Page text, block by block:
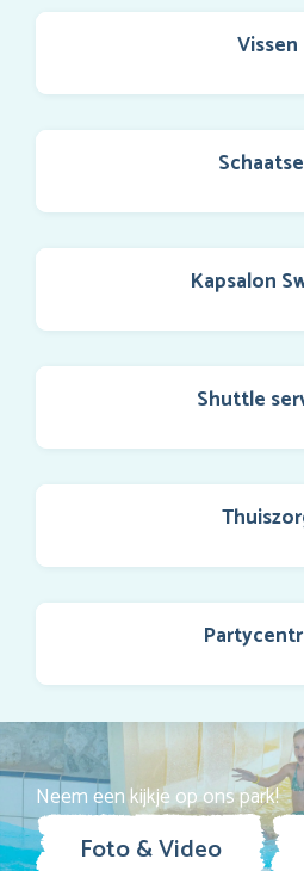
Vissen
Kapsalon
Shuttle
Neem een kijkje op ons park!
Foto & Video